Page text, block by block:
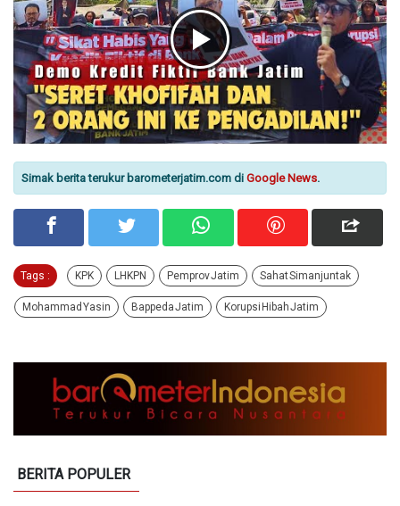
Simak berita terukur barometerjatim.com di Google News.
Tags : KPK LHKPN Pemprov Jatim Sahat Simanjuntak
Mohammad Yasin Bappeda Jatim Korupsi Hibah Jatim
BERITA POPULER